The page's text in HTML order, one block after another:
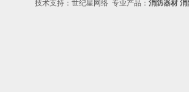
技术支持： 世纪星网络专业产品： 消防器材 消